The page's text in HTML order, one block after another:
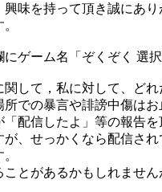
味を持って頂き誠にあり
ゲーム名「ぞくぞく 選
して，私に対して、ど
での暴言や誹謗中傷はお
配信したよ」等の報告
、せっかくなら配信さ
ことがあるかもしれませ